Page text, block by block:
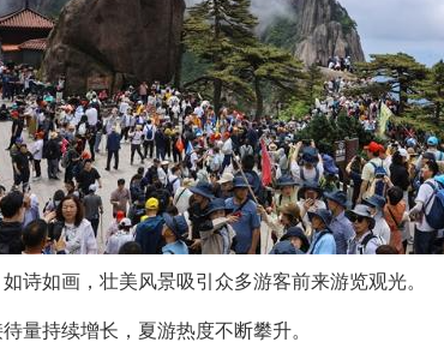
诗如画，壮美风景吸引众多游客前来游览观光。
量持续增长，夏游热度不断攀升。